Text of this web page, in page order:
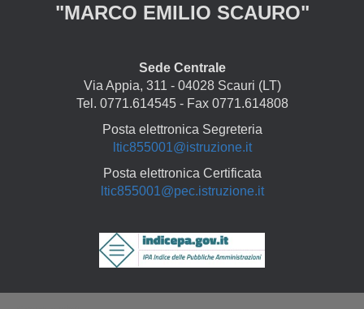
"MARCO EMILIO SCAURO"
Sede Centrale
Via Appia, 311 - 04028 Scauri (LT)
Tel. 0771.614545 - Fax 0771.614808
Posta elettronica Segreteria
ltic855001@istruzione.it
Posta elettronica Certificata
ltic855001@pec.istruzione.it